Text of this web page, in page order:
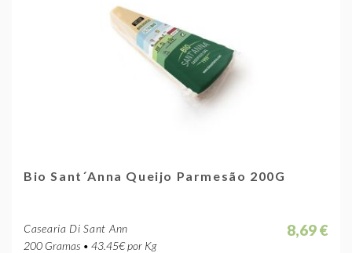
Bio Sant´Anna Queijo Parmesão 200G
Casearia Di Sant Ann
200 Gramas • 43.45€ por Kg
8,69 €